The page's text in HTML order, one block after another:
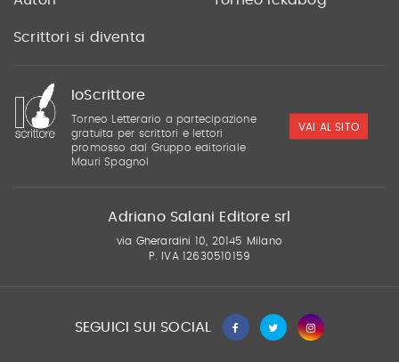
Scrittori si diventa
IoScrittore
Torneo Letterario a partecipazione
gratuita per scrittori e lettori
promosso dal Gruppo editoriale
Mauri Spagnol
VAI AL SITO
Adriano Salani Editore srl
via Gherardini 10, 20145 Milano
P. IVA 12630510159
SEGUICI SUI SOCIAL